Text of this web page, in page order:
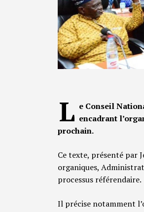
L e Conseil
encadrant
prochain.
Ce texte, présenté par
organiques,
processus référendaire.
Il précise notamment